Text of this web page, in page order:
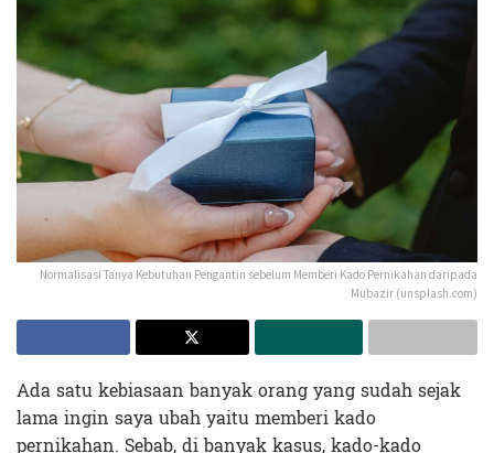
Normalisasi Tanya Kebutuhan Pengantin sebelum Memberi Kado Pernikahan daripada
Mubazir (unsplash.com)
Ada satu kebiasaan banyak orang yang sudah sejak
lama ingin saya ubah yaitu memberi kado
pernikahan. Sebab, di banyak kasus, kado-kado